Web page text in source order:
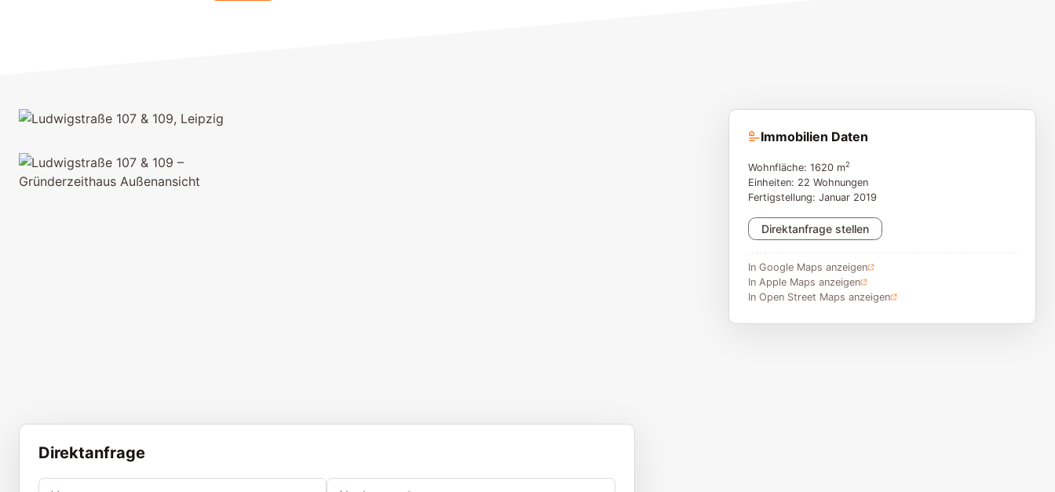
Immobilien Daten
Wohnfläche: 1620 m2
Einheiten: 22 Wohnungen
Fertigstellung: Januar 2019
Direktanfrage stellen
In Google Maps anzeigen
In Apple Maps anzeigen
In Open Street Maps anzeigen
Direktanfrage